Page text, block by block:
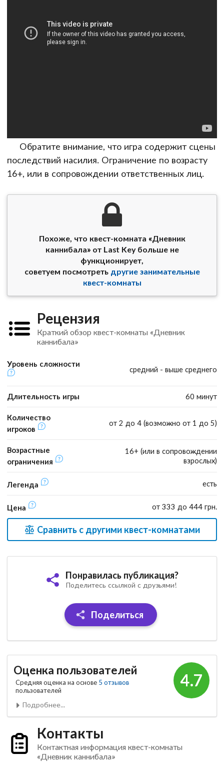
Обратите внимание, что игра содержит сцены
последствий насилия. Ограничение по возрасту
16+, или в сопровождении ответственных лиц.
Похоже, что квест-комната «Дневник
каннибала» от Last Key больше не
функционирует,
советуем посмотреть другие занимательные
квест-комнаты
Рецензия
Краткий обзор квест-комнаты «Дневник
каннибала»
Уровень сложности
средний - выше среднего
Длительность игры 60 минут
Количество
игроков
от 2 до 4 (возможно от 1 до 5)
Возрастные
ограничения
16+ (или в сопровождении
взрослых)
Легенда есть
Цена от 333 до 444 грн.
Сравнить с другими квест-комнатами
Понравилась публикация?
Поделитесь ссылкой с друзьями!
Поделиться
4.7
Оценка пользователей
Средняя оценка на основе 5 отзывов
пользователей
Подробнее...
Контакты
Контактная информация квест-комнаты
«Дневник каннибала»